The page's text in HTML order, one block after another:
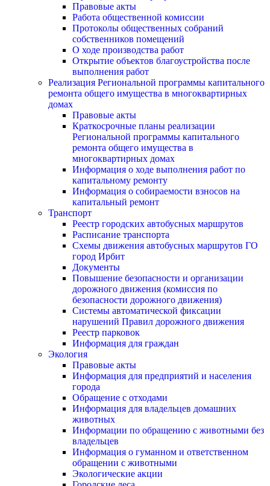
Правовые акты
Работа общественной комиссии
Протоколы общественных собраний
собственников помещений
О ходе производства работ
Открытие объектов благоустройства после
выполнения работ
Реализация Региональной программы капитального
ремонта общего имущества в многоквартирных
домах
Правовые акты
Краткосрочные планы реализации
Региональной программы капитального
ремонта общего имущества в
многоквартирных домах
Информация о ходе выполнения работ по
капитальному ремонту
Информация о собираемости взносов на
капитальный ремонт
Транспорт
Реестр городских автобусных маршрутов
Расписание транспорта
Схемы движения автобусных маршрутов ГО
город Ирбит
Документы
Повышение безопасности и организации
дорожного движения (комиссия по
безопасности дорожного движения)
Системы автоматической фиксации
нарушений Правил дорожного движения
Реестр парковок
Информация для граждан
Экология
Правовые акты
Информация для предприятий и населения
города
Обращение с отходами
Информация для владельцев домашних
животных
Информации по обращению с животными без
владельцев
Информация о гуманном и ответственном
обращении с животными
Экологические акции